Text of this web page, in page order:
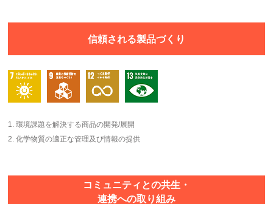
信頼される製品づくり
1. 環境課題を解決する商品の開発/展開
2. 化学物質の適正な管理及び情報の提供
コミュニティとの共生・
連携への取り組み